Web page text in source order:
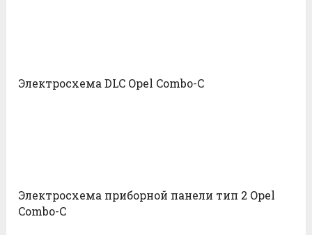
Электросхема DLC Opel Combo-С
Электросхема приборной панели тип 2 Opel
Combo-С